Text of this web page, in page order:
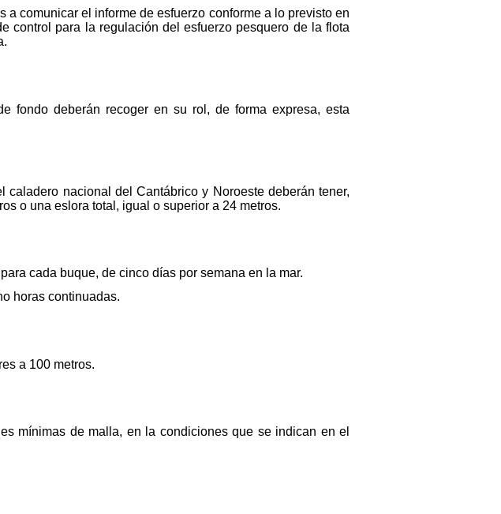
comunicar el informe de esfuerzo conforme a lo previsto en
control para la regulación del esfuerzo pesquero de la flota
fondo deberán recoger en su rol, de forma expresa, esta
nacional del Cantábrico y Noroeste deberán tener,
o una eslora total, igual o superior a 24 metros.
cada buque, de cinco días por semana en la mar.
horas continuadas.
a 100 metros.
mínimas de malla, en la condiciones que se indican en el